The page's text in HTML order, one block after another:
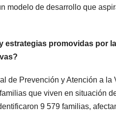
modelo de desarrollo que
promovidas por
de Prevención y Atención a la
que viven en situación
9 579 familias,